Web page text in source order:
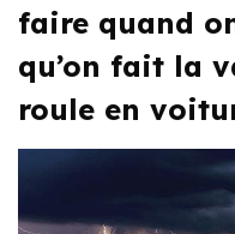
faire quand
qu’on fait la
roule en